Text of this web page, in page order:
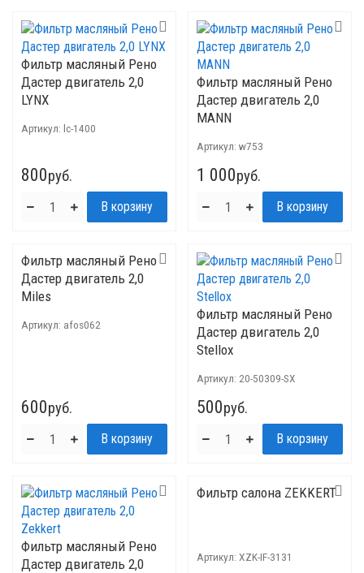
Фильтр масляный Рено
Дастер двигатель 2,0
LYNX
Артикул: lc-1400
800руб.
Фильтр масляный Рено
Дастер двигатель 2,0
MANN
Артикул: w753
1 000руб.
Фильтр масляный Рено
Дастер двигатель 2,0
Miles
Артикул: afos062
600руб.
Фильтр масляный Рено
Дастер двигатель 2,0
Stellox
Артикул: 20-50309-SX
500руб.
Фильтр масляный Рено
Дастер двигатель 2,0
Фильтр салона ZEKKERT
Артикул: XZK-IF-3131